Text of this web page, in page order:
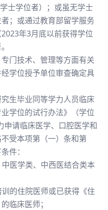
士学位者）；或虽无学士
；或通过教育部留学服务
年3月底以前获得学位
门技术、管理等方面有关
学位授予单位审查确定具
究生毕业同等学力人员临床
学位的试行办法》（学位
申请临床医学、口腔医学和
受本项第（一）条和第
件：
医学类、中西医结合类本
的住院医师或已获得《住
临床医师；